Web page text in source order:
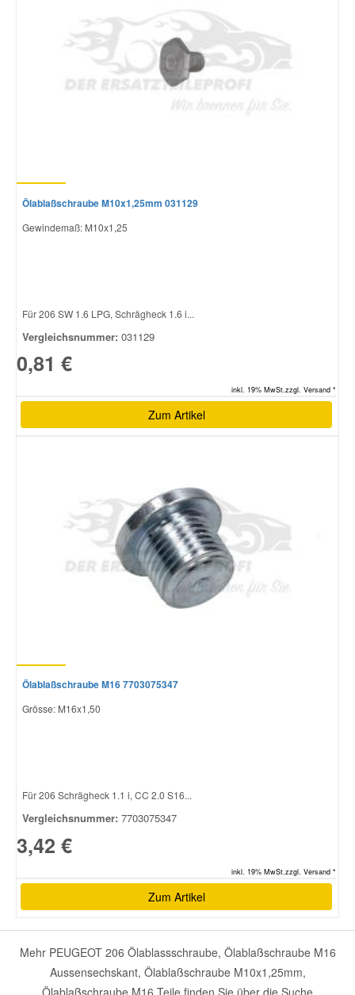
Ölablaßschraube M10x1,25mm 031129
Gewindemaß: M10x1,25
Für 206 SW 1.6 LPG, Schrägheck 1.6 i...
Vergleichsnummer: 031129
0,81 €
inkl. 19% MwSt.zzgl. Versand *
Zum Artikel
Ölablaßschraube M16 7703075347
Grösse: M16x1,50
Für 206 Schrägheck 1.1 i, CC 2.0 S16...
Vergleichsnummer: 7703075347
3,42 €
inkl. 19% MwSt.zzgl. Versand *
Zum Artikel
Mehr PEUGEOT 206 Ölablassschraube, Ölablaßschraube M16
Aussensechskant, Ölablaßschraube M10x1,25mm,
Ölablaßschraube M16 Teile finden Sie über die Suche